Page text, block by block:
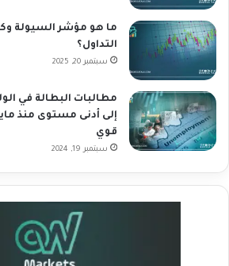
ما هو مؤشر السيولة
التداول؟
سبتمبر 20, 2025
مطالبات البطالة في
إلى أدنى مستوى منذ
قوي
سبتمبر 19, 2024